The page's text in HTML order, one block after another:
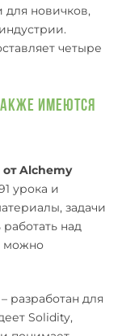
для новичков,
четыре
имеются
Alchemy
урока и
задачи
над
можно
– разработан для
Solidity,